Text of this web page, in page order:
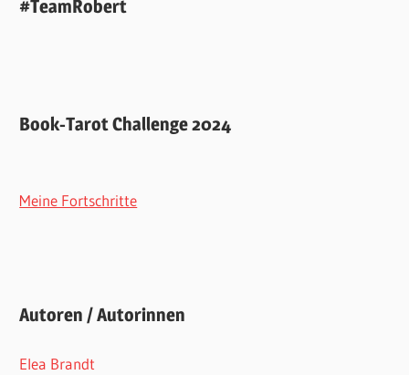
#TeamRobert
Book-Tarot Challenge 2024
Meine Fortschritte
Autoren / Autorinnen
Elea Brandt